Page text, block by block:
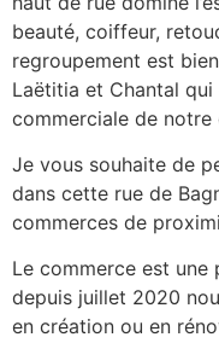
beauté, coiffeur,
regroupement est
Laëtitia et Chantal
commerciale de notre
Je vous souhaite de
dans cette rue de
commerces de
Le commerce est
depuis juillet 2020
en création ou en